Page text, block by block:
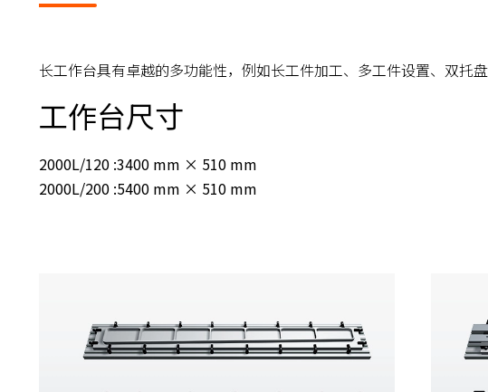
长工作台具有卓越的多功能性，例如长工件加工、多工件设置、双托
工作台尺寸
2000L/120 :3400 mm × 510 mm
2000L/200 :5400 mm × 510 mm